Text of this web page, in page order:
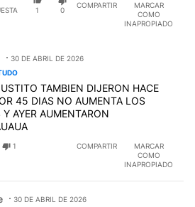
1 0
COMPARTIR
MARCAR
COMO
INAPROPIADO
30 DE ABRIL DE 2026
TAMBIEN DIJERON HACE
45 DIAS NO AUMENTA LOS
AYER AUMENTARON
1 COMPARTIR
MARCAR
COMO
INAPROPIADO
30 DE ABRIL DE 2026